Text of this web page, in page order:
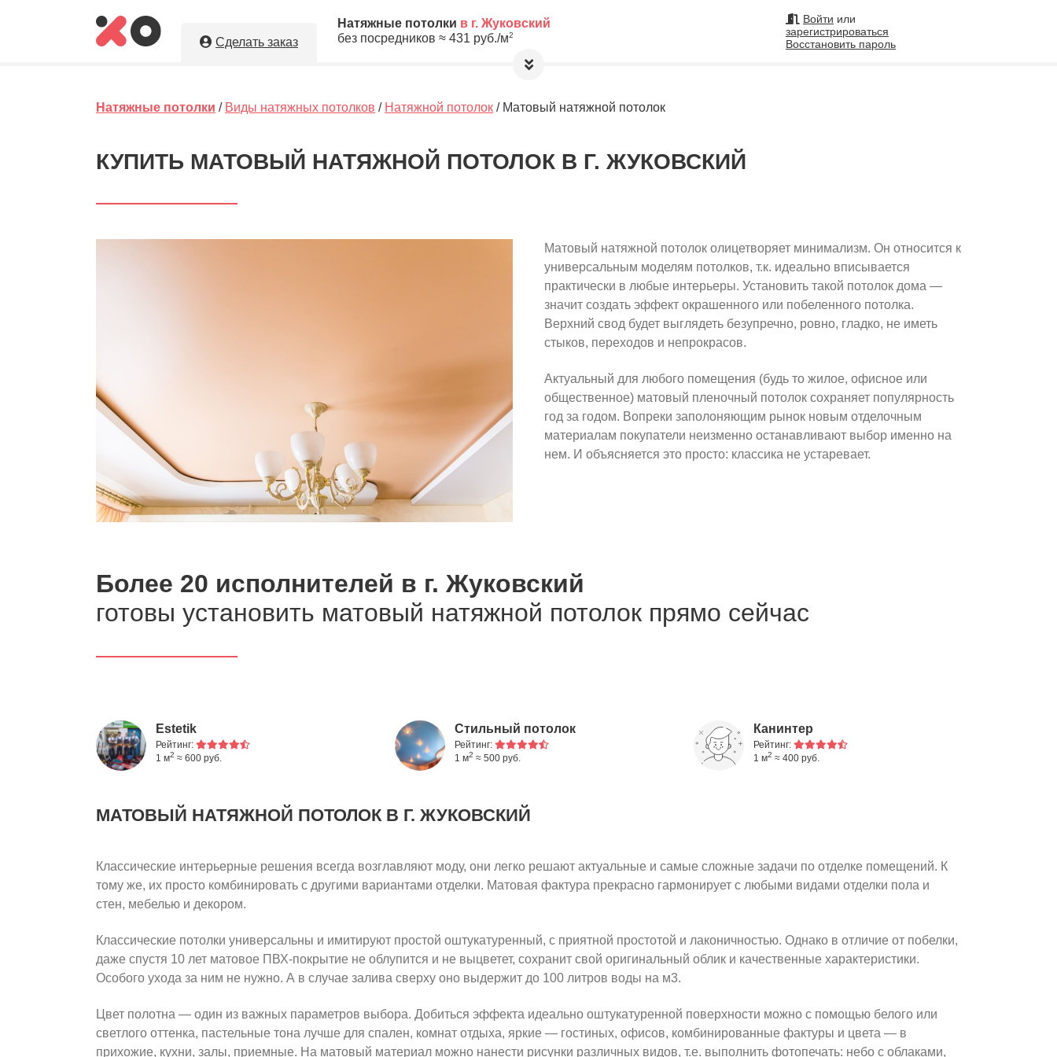
Сделать заказ
Натяжные потолки в г. Жуковский
без посредников ≈ 431 руб./м2
Войти или
зарегистрироваться
Восстановить пароль
Укажите необходимые параметры, а мы предложим Вам
исполнителя.
99 Подобрать исполнителя
Натяжные потолки / Виды натяжных потолков / Натяжной потолок / Матовый натяжной потолок
КУПИТЬ МАТОВЫЙ НАТЯЖНОЙ ПОТОЛОК В Г. ЖУКОВСКИЙ
Матовый натяжной потолок олицетворяет минимализм. Он относится к
универсальным моделям потолков, т.к. идеально вписывается
практически в любые интерьеры. Установить такой потолок дома —
значит создать эффект окрашенного или побеленного потолка.
Верхний свод будет выглядеть безупречно, ровно, гладко, не иметь
стыков, переходов и непрокрасов.
Актуальный для любого помещения (будь то жилое, офисное или
общественное) матовый пленочный потолок сохраняет популярность
год за годом. Вопреки заполоняющим рынок новым отделочным
материалам покупатели неизменно останавливают выбор именно на
нем. И объясняется это просто: классика не устаревает.
Более 20 исполнителей в г. Жуковский
готовы установить матовый натяжной потолок прямо сейчас
Estetik
Рейтинг:
1 м2 ≈ 600 руб.
Стильный потолок
Рейтинг:
1 м2 ≈ 500 руб.
Канинтер
Рейтинг:
1 м2 ≈ 400 руб.
МАТОВЫЙ НАТЯЖНОЙ ПОТОЛОК В Г. ЖУКОВСКИЙ
Классические интерьерные решения всегда возглавляют моду, они легко решают актуальные и самые сложные задачи по отделке помещений. К
тому же, их просто комбинировать с другими вариантами отделки. Матовая фактура прекрасно гармонирует с любыми видами отделки пола и
стен, мебелью и декором.
Классические потолки универсальны и имитируют простой оштукатуренный, с приятной простотой и лаконичностью. Однако в отличие от побелки,
даже спустя 10 лет матовое ПВХ-покрытие не облупится и не выцветет, сохранит свой оригинальный облик и качественные характеристики.
Особого ухода за ним не нужно. А в случае залива сверху оно выдержит до 100 литров воды на м3.
Цвет полотна — один из важных параметров выбора. Добиться эффекта идеально оштукатуренной поверхности можно с помощью белого или
светлого оттенка, пастельные тона лучше для спален, комнат отдыха, яркие — гостиных, офисов, комбинированные фактуры и цвета — в
прихожие, кухни, залы, приемные. На матовый материал можно нанести рисунки различных видов, т.е. выполнить фотопечать: небо с облаками,